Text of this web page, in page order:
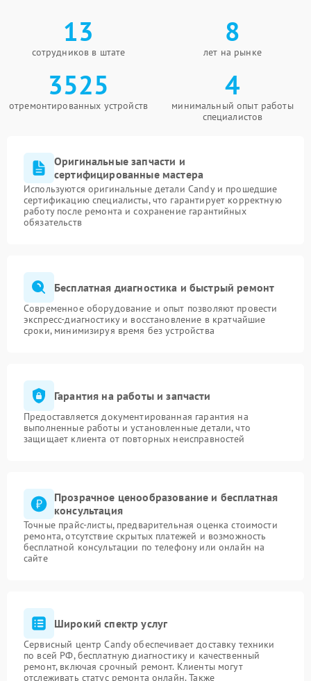
13
сотрудников в штате
8
лет на рынке
3525
отремонтированных устройств
4
минимальный опыт работы
специалистов
Оригинальные запчасти и
сертифицированные мастера
Используются оригинальные детали Candy и прошедшие
сертификацию специалисты, что гарантирует корректную
работу после ремонта и сохранение гарантийных
обязательств
Бесплатная диагностика и быстрый ремонт
Современное оборудование и опыт позволяют провести
экспресс-диагностику и восстановление в кратчайшие
сроки, минимизируя время без устройства
Гарантия на работы и запчасти
Предоставляется документированная гарантия на
выполненные работы и установленные детали, что
защищает клиента от повторных неисправностей
Прозрачное ценообразование и бесплатная
консультация
Точные прайс-листы, предварительная оценка стоимости
ремонта, отсутствие скрытых платежей и возможность
бесплатной консультации по телефону или онлайн на
сайте
Широкий спектр услуг
Сервисный центр Candy обеспечивает доставку техники
по всей РФ, бесплатную диагностику и качественный
ремонт, включая срочный ремонт. Клиенты могут
отслеживать статус ремонта онлайн. Также